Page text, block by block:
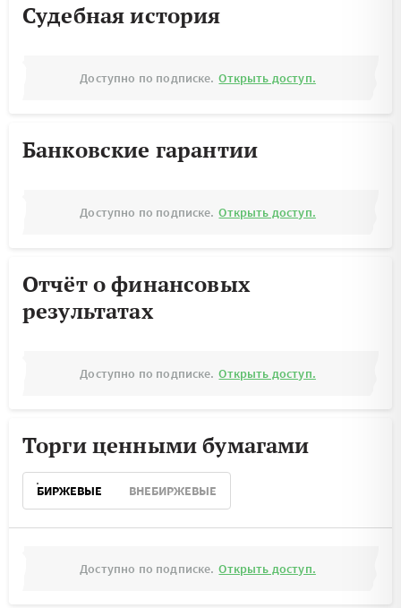
Судебная история
Доступно по подписке. Открыть доступ.
Банковские гарантии
Доступно по подписке. Открыть доступ.
Отчёт о финансовых
результатах
Доступно по подписке. Открыть доступ.
Торги ценными бумагами
БИРЖЕВЫЕ ВНЕБИРЖЕВЫЕ
Доступно по подписке. Открыть доступ.